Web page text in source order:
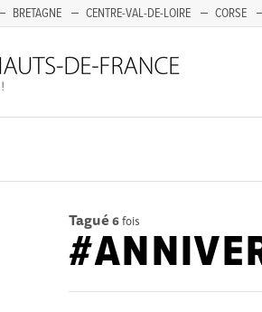
BRETAGNE CENTRE-VAL-DE-LOIRE CORSE
Tagué 6fois